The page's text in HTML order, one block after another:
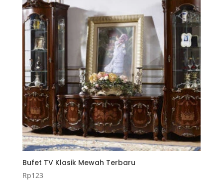
Bufet TV Klasik Mewah Terbaru
Rp123